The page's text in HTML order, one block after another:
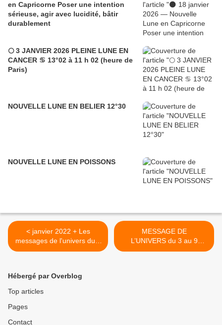
en Capricorne Poser une intention
sérieuse, agir avec lucidité, bâtir
durablement
🌕 3 JANVIER 2026 PLEINE LUNE EN
CANCER ♋ 13°02 à 11 h 02 (heure de
Paris)
NOUVELLE LUNE EN BELIER 12°30
NOUVELLE LUNE EN POISSONS
< janvier 2022 + Les
messages de l'univers du 1
er et du 2 janvier 2022
MESSAGE DE
L’UNIVERS du 3 au 9
Janvier 2022 >
Hébergé par Overblog
Top articles
Pages
Contact